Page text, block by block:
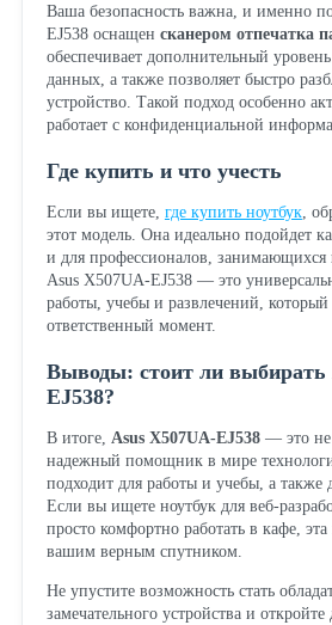
Ваша безопасность важна, и именно
EJ538 оснащен сканером отпечатка
обеспечивает дополнительный
данных, а также позволяет быстро
устройство. Такой подход особенно
работает с конфиденциальной
Где купить и что учесть
Если вы ищете, где купить ноутбук,
этот модель. Она идеально подойдет
и для профессионалов, занимающихся
Asus X507UA-EJ538 — это
работы, учебы и развлечений, который
ответственный момент.
Выводы: стоит ли выбирать
EJ538?
В итоге, Asus X507UA-EJ538— это не
надежный помощник в мире
подходит для работы и учебы, а также
Если вы ищете ноутбук для веб-
просто комфортно работать в кафе,
вашим верным спутником.
Не упустите возможность стать
замечательного устройства и